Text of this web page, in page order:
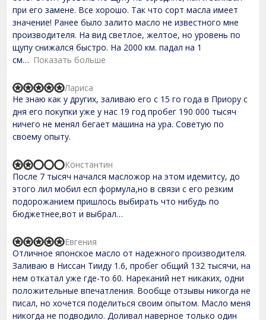
u
t
o
f
5
d
5
,
0
o
u
o
f
5
при его замене. Все хорошо. Так что сорт масла имеет
значение! Ранее было залито масло не известного мне
производителя. На вид светлое, желтое, но уровень по
щупу снижался быстро. На 2000 км. падал на 1
см
Показать больше
R
a
t
e
d
5
0
o
u
t
o
f
5
Не знаю как у других, заливаю его с 15 го года в Приору с
дня его покупки уже у нас 19 год пробег 190 000 тысяч
ничего не менял бегает машина на ура. Советую по
своему опыту.
Лариса
R
a
t
d
2
0
o
u
t
f
5
После 7 тысяч начался масложор на этом идемитсу, до
этого лил мобил есп формула,но в связи с его резким
подорожанием пришлось выбирать что нибудь по
бюджетнее,вот и выбрал…
Константин
R
a
t
e
d
5
0
Отличное японское масло от надежного производителя.
Заливаю в Ниссан Тииду 1.6, пробег общий 132 тысячи, на
нем откатал уже где-то 60. Нареканий нет никаких, одни
положительные впечатления. Вообще отзывы никогда не
писал, но хочется поделиться своим опытом. Масло меня
никогда не подводило. Доливал наверное только один
Евгения